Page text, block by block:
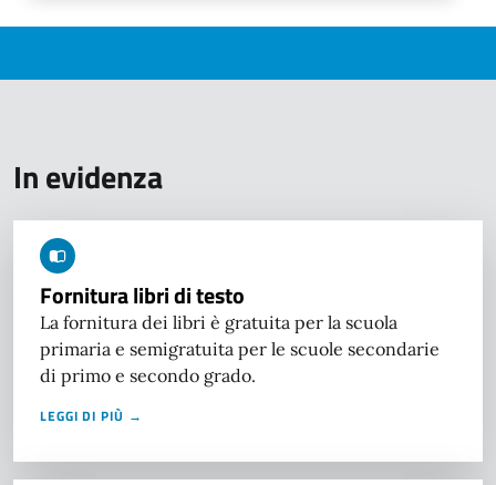
In evidenza
Fornitura libri di testo
La fornitura dei libri è gratuita per la scuola
primaria e semigratuita per le scuole secondarie
di primo e secondo grado.
LEGGI DI PIÙ →